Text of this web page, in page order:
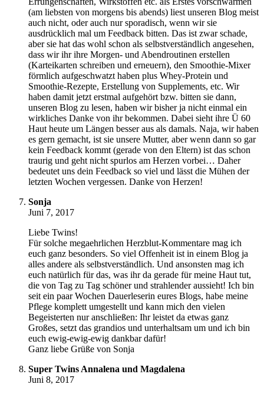
(am liebsten von morgens bis abends) liest unseren Blog meist
auch nicht, oder auch nur sporadisch, wenn wir sie
ausdrücklich mal um Feedback bitten. Das ist zwar schade,
aber sie hat das wohl schon als selbstverständlich angesehen,
dass wir ihr ihre Morgen- und Abendroutinen erstellen
(Karteikarten schreiben und erneuern), den Smoothie-Mixer
förmlich aufgeschwatzt haben plus Whey-Protein und
Smoothie-Rezepte, Erstellung von Supplements, etc. Wir
haben damit jetzt erstmal aufgehört bzw. bitten sie dann,
unseren Blog zu lesen, haben wir bisher ja nicht einmal ein
wirkliches Danke von ihr bekommen. Dabei sieht ihre Ü 60
Haut heute um Längen besser aus als damals. Naja, wir haben
es gern gemacht, ist sie unsere Mutter, aber wenn dann so gar
kein Feedback kommt (gerade von den Eltern) ist das schon
traurig und geht nicht spurlos am Herzen vorbei… Daher
bedeutet uns dein Feedback so viel und lässt die Mühen der
letzten Wochen vergessen. Danke von Herzen!
Sonja
Juni 7, 2017
Liebe Twins!
Für solche megaehrlichen Herzblut-Kommentare mag ich
euch ganz besonders. So viel Offenheit ist in einem Blog ja
alles andere als selbstverständlich. Und ansonsten mag ich
euch natürlich für das, was ihr da gerade für meine Haut tut,
die von Tag zu Tag schöner und strahlender aussieht! Ich bin
seit ein paar Wochen Dauerleserin eures Blogs, habe meine
Pflege komplett umgestellt und kann mich den vielen
Begeisterten nur anschließen: Ihr leistet da etwas ganz
Großes, setzt das grandios und unterhaltsam um und ich bin
euch ewig-ewig-ewig dankbar dafür!
Ganz liebe Grüße von Sonja
Super Twins Annalena und Magdalena
Juni 8, 2017